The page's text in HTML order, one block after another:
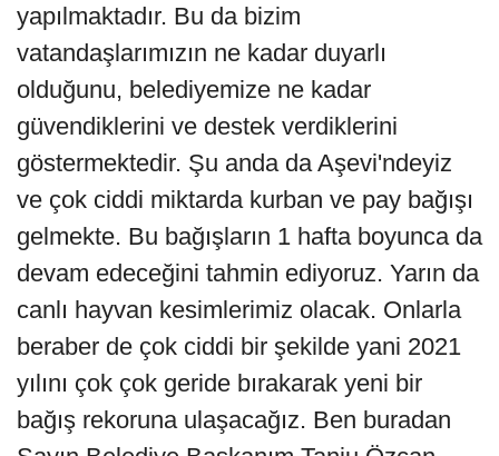
yapılmaktadır. Bu da bizim
vatandaşlarımızın ne kadar duyarlı
olduğunu, belediyemize ne kadar
güvendiklerini ve destek verdiklerini
göstermektedir. Şu anda da Aşevi'ndeyiz
ve çok ciddi miktarda kurban ve pay bağışı
gelmekte. Bu bağışların 1 hafta boyunca da
devam edeceğini tahmin ediyoruz. Yarın da
canlı hayvan kesimlerimiz olacak. Onlarla
beraber de çok ciddi bir şekilde yani 2021
yılını çok çok geride bırakarak yeni bir
bağış rekoruna ulaşacağız. Ben buradan